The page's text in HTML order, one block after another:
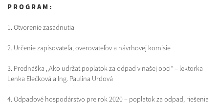
P R O G R A M :
1. Otvorenie zasadnutia
2. Určenie zapisovateľa, overovateľov a návrhovej komisie
3. Prednáška ,,Ako udržať poplatok za odpad v našej obci“ – lektorka
Lenka Elečková a Ing. Paulina Urdová
4. Odpadové hospodárstvo pre rok 2020 – poplatok za odpad, riešenia